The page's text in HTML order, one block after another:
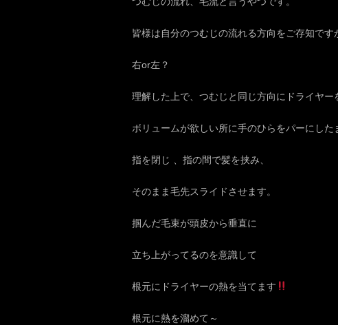
皆様は自分のつむじの流れる方向をご存知です
右or左？
理解した上で、つむじと同じ方向にドライヤー
ボリュームが欲しい所に手のひらをパーにし
指を閉じ 、指の間で髪を挟み、
そのまま毛先スライドさせます。
掴んだ毛束が頭皮から垂直に
立ち上がってるのを意識して
根元にドライヤーの熱を当てます
根元に熱を溜めて～